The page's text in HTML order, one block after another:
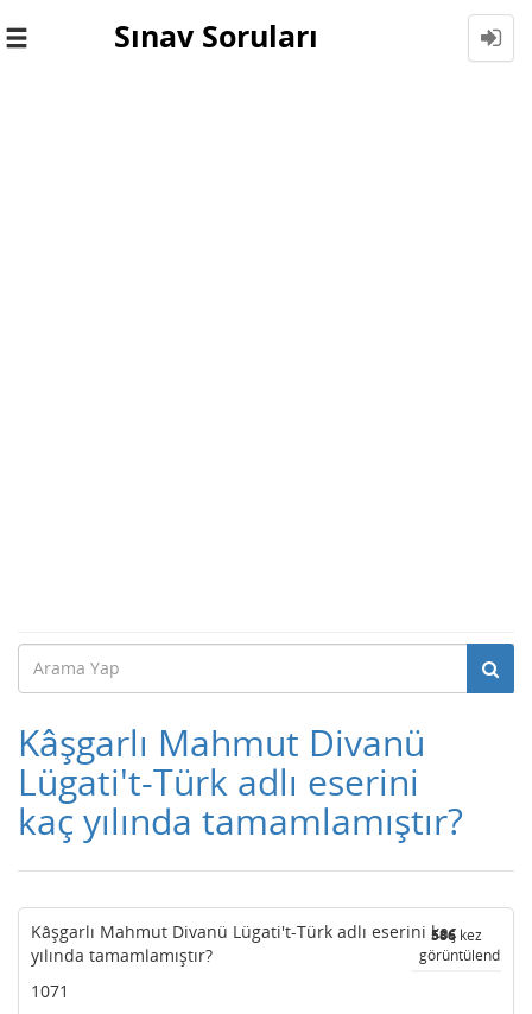
Toggle
Sınav Soruları
Kâşgarlı Mahmut Divanü
Lügati't-Türk adlı eserini
kaç yılında tamamlamıştır?
586 kez
görüntülendi
Kâşgarlı Mahmut Divanü Lügati't-Türk adlı eserini kaç
yılında tamamlamıştır?
1071